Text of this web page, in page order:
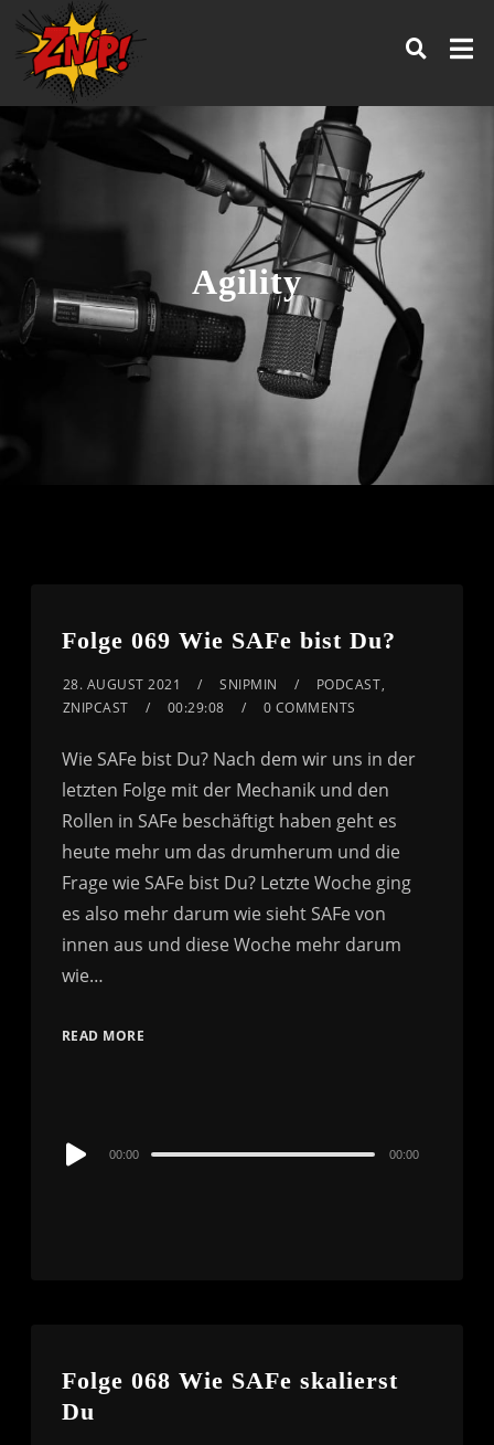
Agility
Folge 069 Wie SAFe bist Du?
28. AUGUST 2021 SNIPMIN PODCAST,
ZNIPCAST
00:29:08 0 COMMENTS
Wie SAFe bist Du? Nach dem wir uns in der
letzten Folge mit der Mechanik und den
Rollen in SAFe beschäftigt haben geht es
heute mehr um das drumherum und die
Frage wie SAFe bist Du? Letzte Woche ging
es also mehr darum wie sieht SAFe von
innen aus und diese Woche mehr darum
wie…
READ MORE
Audio
00:00 00:00
Folge 068 Wie SAFe skalierst
Du